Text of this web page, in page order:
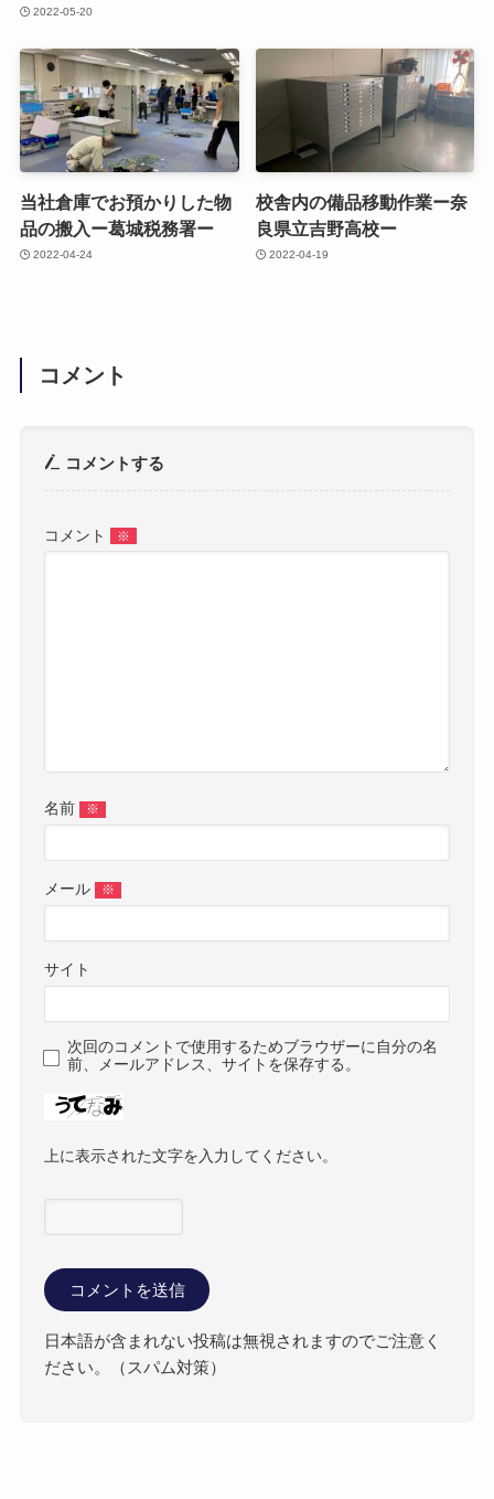
2022-05-20
当社倉庫でお預かりした物
品の搬入ー葛城税務署ー
2022-04-24
校舎内の備品移動作業ー奈
良県立吉野高校ー
2022-04-19
コメント
コメントする
コメント ※
名前 ※
メール ※
サイト
次回のコメントで使用するためブラウザーに自分の名
前、メールアドレス、サイトを保存する。
上に表示された文字を入力してください。
日本語が含まれない投稿は無視されますのでご注意く
ださい。（スパム対策）